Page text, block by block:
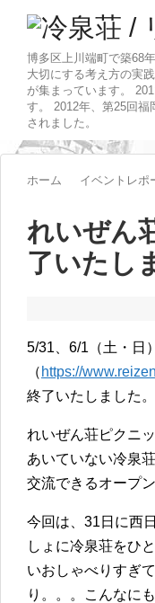
博多区上川端町で築68
大切にする考え方の実
が集まっています。
す。 2012年、第25回
されました。
ホーム イベントレポ
れいぜん
了いたし
5/31、6/1（土・日
（ https://
終了いたしました。
れいぜん荘ピクニ
あいていない冷泉
交流できるオープ
今回は、31日に西
しょに冷泉荘をひ
いおしゃべりすぎ
り。。。こんなに